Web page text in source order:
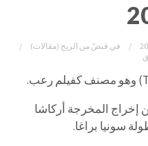
في قبضٌ من الريح (مقالات)
عام 2024 وهو من إخراج المخرجة أركاشا
سونيا براغا.